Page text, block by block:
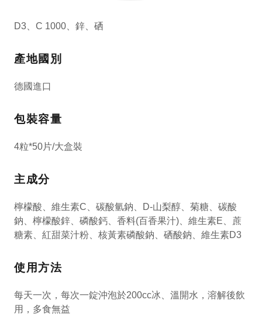
D3、C 1000、鋅、硒
產地國別
德國進口
包裝容量
4粒*50片/大盒裝
主成分
檸檬酸、維生素C、碳酸氫鈉、D-山梨醇、菊糖、碳酸
鈉、檸檬酸鋅、磷酸鈣、香料(百香果汁)、維生素E、蔗
糖素、紅甜菜汁粉、核黃素磷酸鈉、硒酸鈉、維生素D3
使用方法
每天一次，每次一錠沖泡於200cc冰、溫開水，溶解後飲
用，多食無益